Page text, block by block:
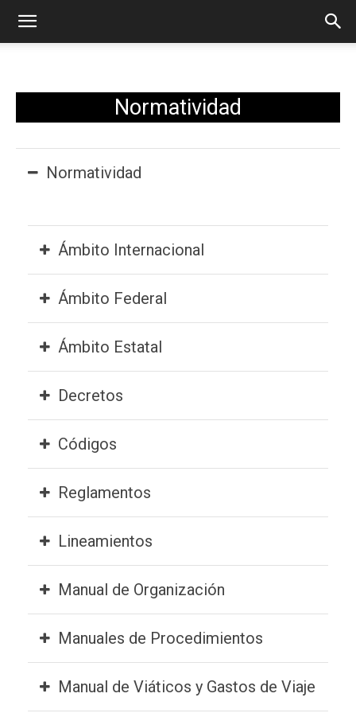
Normatividad
Normatividad
Ámbito Internacional
Ámbito Federal
Ámbito Estatal
Decretos
Códigos
Reglamentos
Lineamientos
Manual de Organización
Manuales de Procedimientos
Manual de Viáticos y Gastos de Viaje